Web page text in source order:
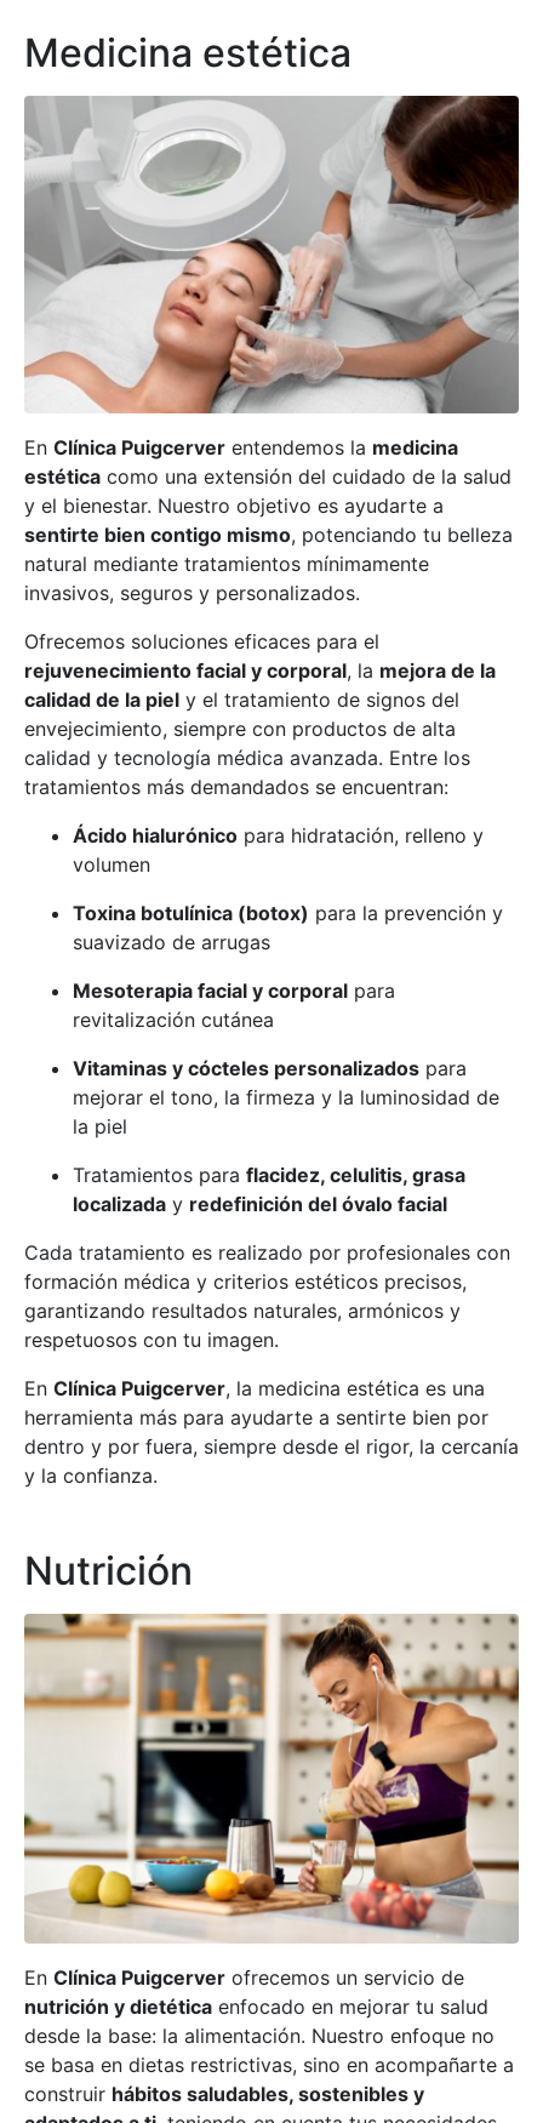
Medicina estética
En Clínica Puigcerver entendemos la medicina
estética como una extensión del cuidado de la salud
y el bienestar. Nuestro objetivo es ayudarte a
sentirte bien contigo mismo, potenciando tu belleza
natural mediante tratamientos mínimamente
invasivos, seguros y personalizados.
Ofrecemos soluciones eficaces para el
rejuvenecimiento facial y corporal, la mejora de la
calidad de la piel y el tratamiento de signos del
envejecimiento, siempre con productos de alta
calidad y tecnología médica avanzada. Entre los
tratamientos más demandados se encuentran:
Ácido hialurónico para hidratación, relleno y
volumen
Toxina botulínica (botox) para la prevención y
suavizado de arrugas
Mesoterapia facial y corporal para
revitalización cutánea
Vitaminas y cócteles personalizados para
mejorar el tono, la firmeza y la luminosidad de
la piel
Tratamientos para flacidez, celulitis, grasa
localizada y redefinición del óvalo facial
Cada tratamiento es realizado por profesionales con
formación médica y criterios estéticos precisos,
garantizando resultados naturales, armónicos y
respetuosos con tu imagen.
En Clínica Puigcerver, la medicina estética es una
herramienta más para ayudarte a sentirte bien por
dentro y por fuera, siempre desde el rigor, la cercanía
y la confianza.
Nutrición
En Clínica Puigcerver ofrecemos un servicio de
nutrición y dietética enfocado en mejorar tu salud
desde la base: la alimentación. Nuestro enfoque no
se basa en dietas restrictivas, sino en acompañarte a
construir hábitos saludables, sostenibles y